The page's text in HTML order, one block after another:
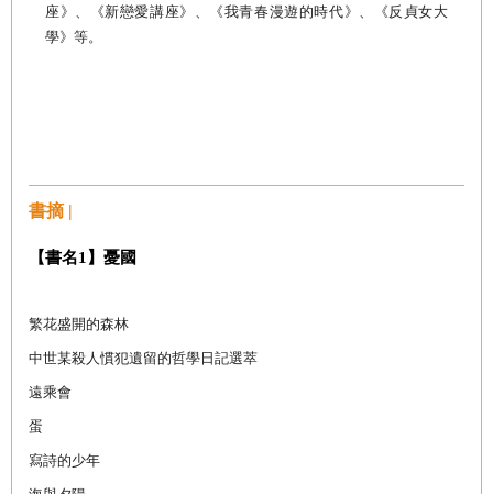
座》、《新戀愛講座》、《我青春漫遊的時代》、《反貞女大
學》等。
書摘 |
【書名1】憂國
繁花盛開的森林
中世某殺人慣犯遺留的哲學日記選萃
遠乘會
蛋
寫詩的少年